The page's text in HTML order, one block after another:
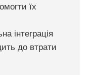
їх
інтеграція
до втрати